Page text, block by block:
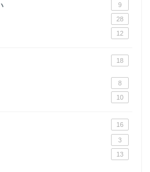
9
28
12
18
8
10
16
3
13